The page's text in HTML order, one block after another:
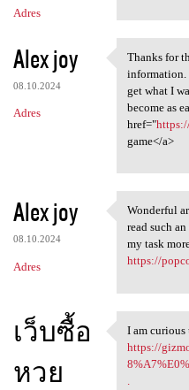
Adres
Alex joy
08.10.2024
Adres
Thanks
Thanks for
information.
get what I
become as
href="
game</a>
Alex joy
08.10.2024
Adres
Wonderful
read such
my task
https://
เว็บซื้อ
หวย
I am
I am
https://